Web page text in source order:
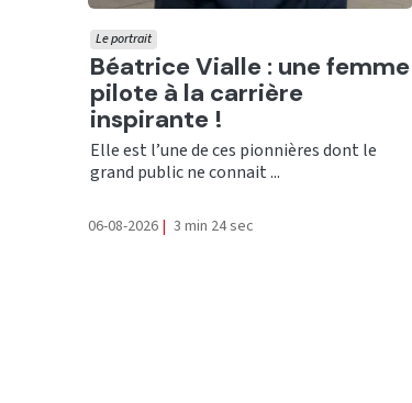
Ecouter
Béatrice Vialle : une femme
pilote à la carrière
inspirante !
Le portrait
Elle est l’une de ces pionnières dont le
grand public ne connait ...
06-08-2026 | 3 min 24 sec